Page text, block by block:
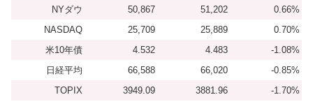
NYダウ
50,867 51,202
0.66%
NASDAQ
25,709 25,889
0.70%
米10年債
4.532 4.483
-1.08%
日経平均
66,588 66,020
-0.85%
TOPIX
3949.09 3881.96
-1.70%